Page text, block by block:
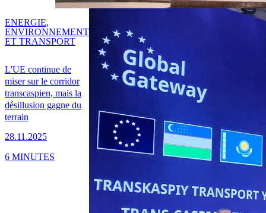
L'UE continue de
miser sur le corridor
transcaspien, mais la
désillusion gagne du
terrain
28.11.2025
ENERGIE,
ENVIRONNEMENT
ET TRANSPORT
6 MINUTES